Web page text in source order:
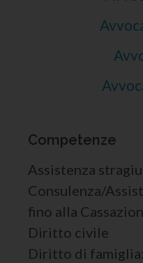
Competenze
Assistenza
Consulenza/
fino alla
Diritto civile
Diritto di